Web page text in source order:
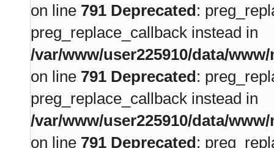
on line 791 Deprecated:
preg_replace_callback instead in
/var/www/user225910/data/
on line 791 Deprecated:
preg_replace_callback instead in
/var/www/user225910/data/
on line 791 Deprecated: